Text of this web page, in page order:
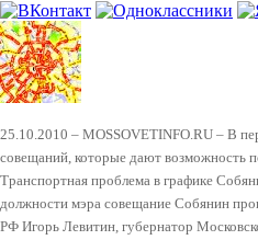
25.10.2010 – MOSSOVETINFO.RU – В
совещаний, которые дают возможность
Транспортная проблема в графике
должности мэра совещание Собянин
РФ Игорь Левитин, губернатор